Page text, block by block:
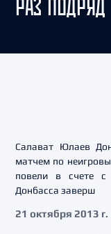
РАЗ ПОДРЯД
Салават Юлаев
матчем по
повели в счете с
Донбасса заверш
21 октября 2013 г.